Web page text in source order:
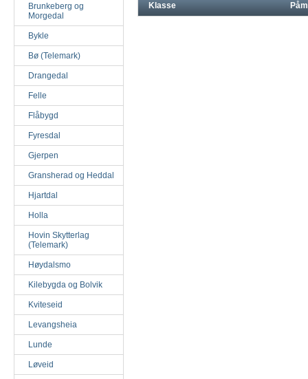
Brunkeberg og
Morgedal
Bykle
Bø (Telemark)
Drangedal
Felle
Flåbygd
Fyresdal
Gjerpen
Gransherad og Heddal
Hjartdal
Holla
Hovin Skytterlag
(Telemark)
Høydalsmo
Kilebygda og Bolvik
Kviteseid
Levangsheia
Lunde
Løveid
Klasse